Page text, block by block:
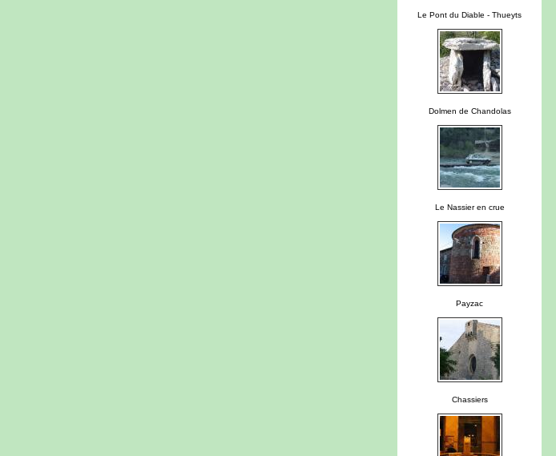
Le Pont du Diable - Thueyts
Dolmen de Chandolas
Le Nassier en crue
Payzac
Chassiers